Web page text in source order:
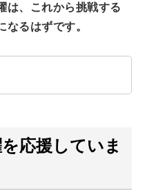
は、これから挑戦する
なるはずです。
応援していま